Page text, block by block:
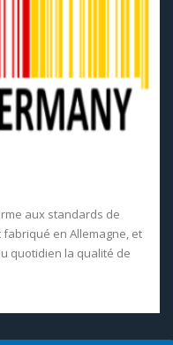
aux standards de
en Allemagne, et
quotidien la qualité de